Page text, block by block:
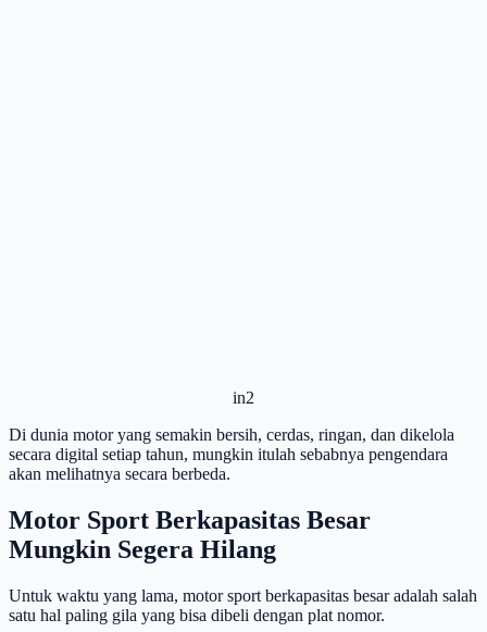
in2
Di dunia motor yang semakin bersih, cerdas, ringan, dan dikelola
secara digital setiap tahun, mungkin itulah sebabnya pengendara
akan melihatnya secara berbeda.
Motor Sport Berkapasitas Besar
Mungkin Segera Hilang
Untuk waktu yang lama, motor sport berkapasitas besar adalah salah
satu hal paling gila yang bisa dibeli dengan plat nomor.